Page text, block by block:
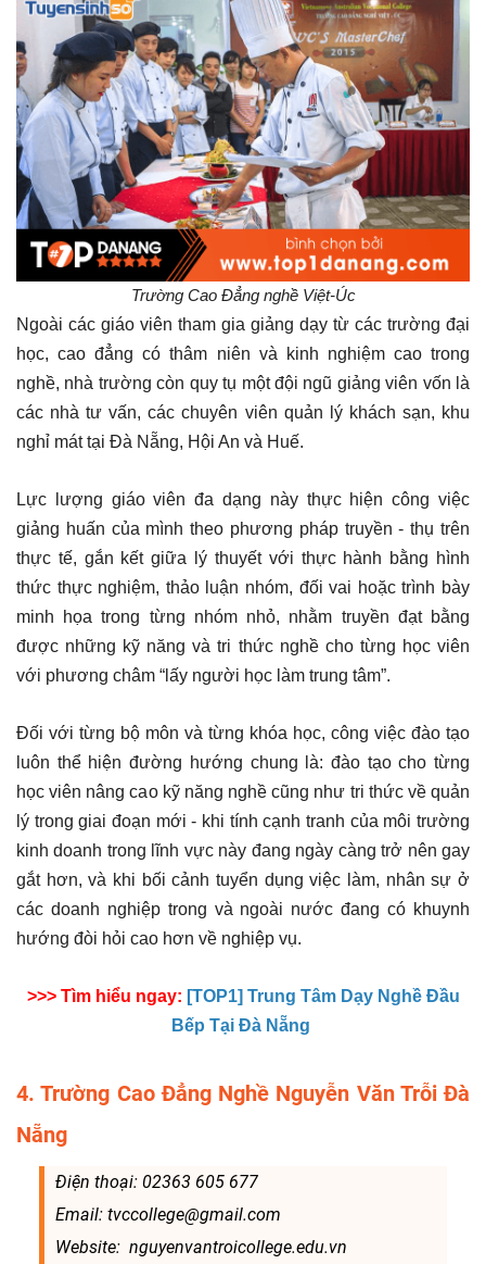
Trường Cao Đẳng nghề Việt-Úc
Ngoài các giáo viên tham gia giảng dạy từ các trường đại
học, cao đẳng có thâm niên và kinh nghiệm cao trong
nghề, nhà trường còn quy tụ một đội ngũ giảng viên vốn là
các nhà tư vấn, các chuyên viên quản lý khách sạn, khu
nghỉ mát tại Đà Nẵng, Hội An và Huế.
Lực lượng giáo viên đa dạng này thực hiện công việc
giảng huấn của mình theo phương pháp truyền - thụ trên
thực tế, gắn kết giữa lý thuyết với thực hành bằng hình
thức thực nghiệm, thảo luận nhóm, đối vai hoặc trình bày
minh họa trong từng nhóm nhỏ, nhằm truyền đạt bằng
được những kỹ năng và tri thức nghề cho từng học viên
với phương châm “lấy người học làm trung tâm”.
Đối với từng bộ môn và từng khóa học, công việc đào tạo
luôn thể hiện đường hướng chung là: đào tạo cho từng
học viên nâng cao kỹ năng nghề cũng như tri thức về quản
lý trong giai đoạn mới - khi tính cạnh tranh của môi trường
kinh doanh trong lĩnh vực này đang ngày càng trở nên gay
gắt hơn, và khi bối cảnh tuyển dụng việc làm, nhân sự ở
các doanh nghiệp trong và ngoài nước đang có khuynh
hướng đòi hỏi cao hơn về nghiệp vụ.
>>> Tìm hiểu ngay: [TOP1] Trung Tâm Dạy Nghề Đầu
Bếp Tại Đà Nẵng
4. Trường Cao Đẳng Nghề Nguyễn Văn Trỗi Đà
Nẵng
Điện thoại: 02363 605 677
Email: tvccollege@gmail.com
Website: nguyenvantroicollege.edu.vn